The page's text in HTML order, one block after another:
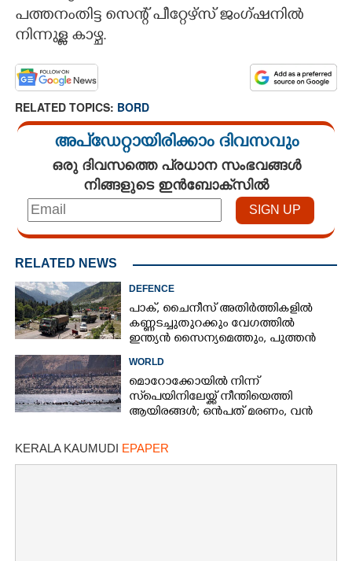
ZOOM
CONTACT US
പത്തനംതിട്ട സെന്റ് പീറ്റേഴ്സ് ജംഗ്ഷനിൽ
നിന്നുള്ള കാഴ്ച.
RELATED TOPICS: BORD
അപ്ഡേറ്റായിരിക്കാം ദിവസവും
ഒരു ദിവസത്തെ പ്രധാന സംഭവങ്ങൾ
നിങ്ങളുടെ ഇൻബോക്സിൽ
RELATED NEWS
DEFENCE
പാക്, ചൈനീസ് അതിർത്തികളിൽ
കണ്ണടച്ചുതുറക്കും വേഗത്തിൽ
ഇന്ത്യൻ സൈന്യമെത്തും, പുത്തൻ
WORLD
മൊറോക്കോയിൽ നിന്ന്
സ്‌പെയിനിലേയ്ക്ക് നീന്തിയെത്തി
ആയിരങ്ങൾ; ഒൻപത് മരണം, വൻ
KERALA KAUMUDI EPAPER